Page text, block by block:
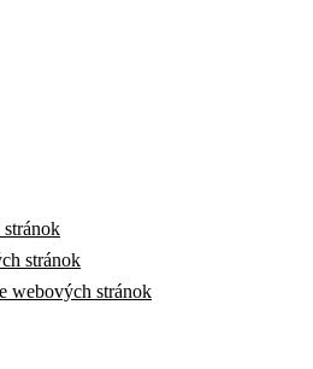
stránok
webových stránok